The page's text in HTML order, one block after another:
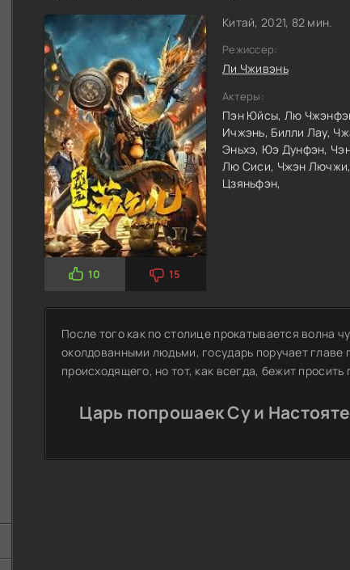
10 15
Китай, 2021, 82 мин.
Режиссер:
Ли Чживэнь
Актеры:
Пэн Юйсы, Лю
Ичжэнь, Билли Лау,
Эньхэ, Юэ Дунфэн,
Лю Сиси, Чжэн Лючжи,
Цзяньфэн,
После того как по столице прокатывается волна
околдованными людьми, государь поручает
происходящего, но тот, как всегда, бежит
Царь попрошаек Су и